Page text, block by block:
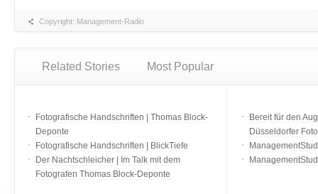
Copyright: Management-Radio
Related Stories Most Popular
Fotografische Handschriften | Thomas Block-
Deponte
Fotografische Handschriften | BlickTiefe
Der Nachtschleicher | Im Talk mit dem
Fotografen Thomas Block-Deponte
Bereit für den
Düsseldorfer